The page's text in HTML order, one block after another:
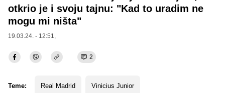
otkrio je i svoju tajnu: "Kad to uradim ne
mogu mi ništa"
19.03.24. - 12:51,
2
Teme: Real Madrid Vinicius Junior